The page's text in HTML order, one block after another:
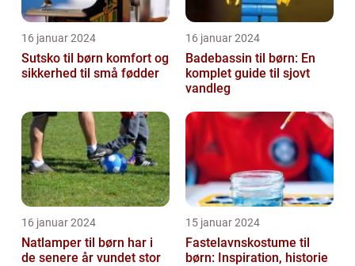
16 januar 2024
Sutsko til børn komfort og
sikkerhed til små fødder
16 januar 2024
Badebassin til børn: En
komplet guide til sjovt
vandleg
16 januar 2024
Natlamper til børn har i
de senere år vundet stor
15 januar 2024
Fastelavnskostume til
børn: Inspiration, historie